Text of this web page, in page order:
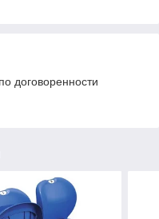
договоренности